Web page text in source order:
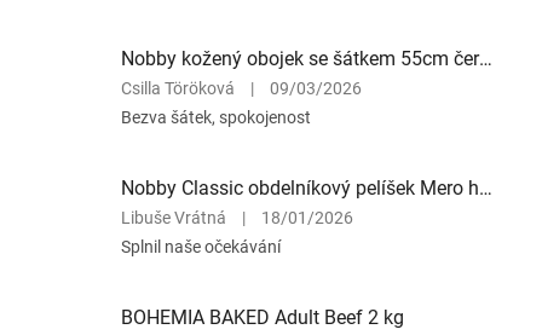
z
hvězdiček.
Nobby kožený obojek se šátkem 55cm červená
Hodnocení
produktu
z
hvězdiček.
Csilla Töröková |
09/03/2026
Bezva šátek, spokojenost
Nobby Classic obdelníkový pelíšek Mero hnědá 55x43x17cm
Hodnocení
produktu
z
Libuše Vrátná |
18/01/2026
Splnil naše očekávání
BOHEMIA BAKED Adult Beef 2 kg